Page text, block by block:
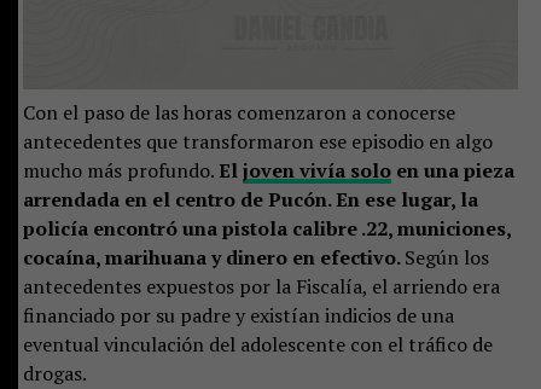
Con el paso de las horas comenzaron a conocerse
antecedentes que transformaron ese episodio en algo
mucho más profundo. Eljoven vivía soloen una pieza
arrendada en el centro de Pucón. En ese lugar, la
policía encontró una pistola calibre .22, municiones,
cocaína, marihuana y dinero en efectivo.Según los
antecedentes expuestos por la Fiscalía, el arriendo era
financiado por su padre y existían indicios de una
eventual vinculación del adolescente con el tráfico de
drogas.